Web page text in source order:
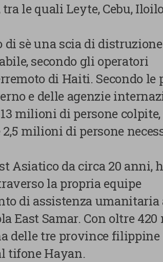
le quali Leyte, Cebu,
sè una scia di distruzione
secondo gli operatori
di Haiti. Secondo le
e delle agenzie
milioni di persone colpite,
milioni di persone
Asiatico da circa 20 anni,
la propria equipe
di assistenza umanitaria
East Samar. Con oltre
delle tre province filippine
tifone Hayan.